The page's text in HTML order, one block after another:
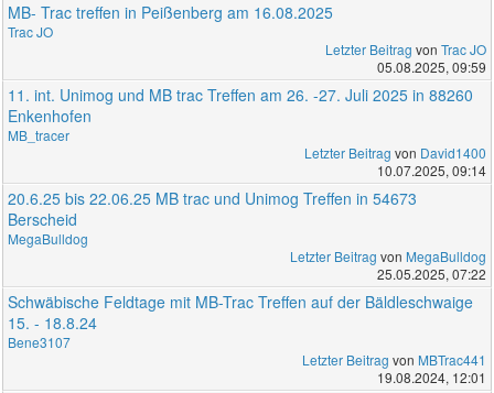
MB- Trac treffen in Peißenberg am 16.08.2025
Trac JO
Letzter Beitrag von Trac JO
05.08.2025, 09:59
11. int. Unimog und MB trac Treffen am 26. -27. Juli 2025 in 88260
Enkenhofen
MB_tracer
Letzter Beitrag von David1400
10.07.2025, 09:14
20.6.25 bis 22.06.25 MB trac und Unimog Treffen in 54673
Berscheid
MegaBulldog
Letzter Beitrag von MegaBulldog
25.05.2025, 07:22
Schwäbische Feldtage mit MB-Trac Treffen auf der Bäldleschwaige
15. - 18.8.24
Bene3107
Letzter Beitrag von MBTrac441
19.08.2024, 12:01